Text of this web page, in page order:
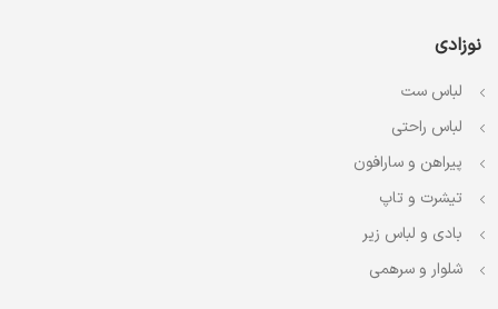
نوزادی
لباس ست
لباس راحتی
پیراهن و سارافون
تیشرت و تاپ
بادی و لباس زیر
شلوار و سرهمی